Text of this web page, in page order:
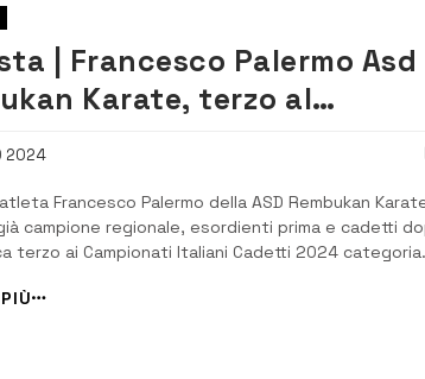
| Francesco Palermo Asd
Karate, terzo al
Italiano karate
2024
Francesco Palermo della ASD Rembukan
campione regionale, esordienti prima e cadetti
terzo ai Campionati Italiani Cadetti 2024 categoria
il Centro Olimpico Matteo Pellicone di Ostia, tra